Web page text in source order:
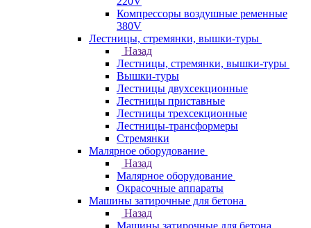
Компрессоры воздушные ременные
380V
Лестницы, стремянки, вышки-туры
Назад
Лестницы, стремянки, вышки-туры
Вышки-туры
Лестницы двухсекционные
Лестницы приставные
Лестницы трехсекционные
Лестницы-трансформеры
Стремянки
Малярное оборудование
Назад
Малярное оборудование
Окрасочные аппараты
Машины затирочные для бетона
Назад
Машины затирочные для бетона